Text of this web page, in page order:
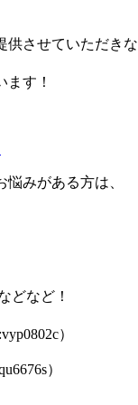
供させていただきな
す！
みがある方は、
どなど！
）
）